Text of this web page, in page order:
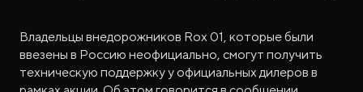
от 9 300 000 ₽*
Владельцы внедорожников Rox 01, которые были
ввезены в Россию неофициально, смогут получить
техническую поддержку у официальных дилеров в